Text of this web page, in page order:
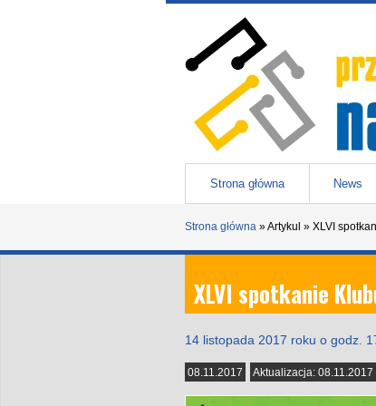
Przejdź do treści
Menu główne
Strona główna News
Strona główna »Artykul » XLVI
XLVI spotkanie
14 listopada 2017 roku o godz.
08.11.2017 Aktualizacja: 08.11.2017